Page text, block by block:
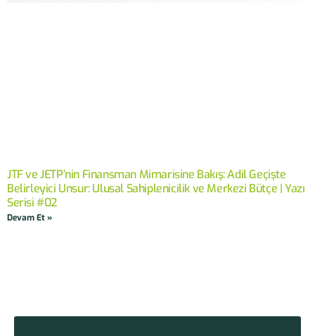
JTF ve JETP’nin Finansman Mimarisine Bakış: Adil Geçişte
Belirleyici Unsur: Ulusal Sahiplenicilik ve Merkezi Bütçe | Yazı
Serisi #02
Devam Et »